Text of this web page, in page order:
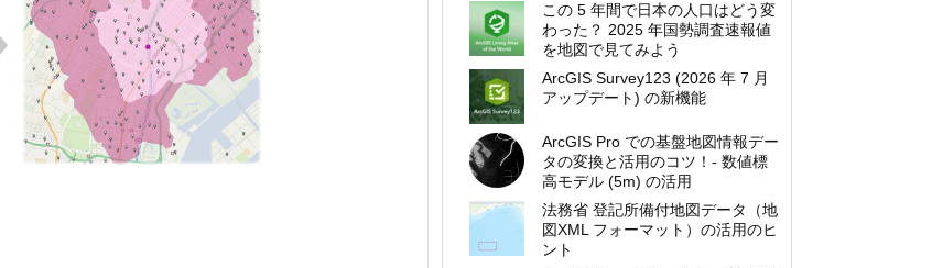
この 5 年間で日本の人口はどう変
わった？ 2025 年国勢調査速報値
を地図で見てみよう
ArcGIS Survey123 (2026 年 7 月
アップデート) の新機能
ArcGIS Pro での基盤地図情報デー
タの変換と活用のコツ！- 数値標
高モデル (5m) の活用
法務省 登記所備付地図データ（地
図XML フォーマット）の活用のヒ
ント